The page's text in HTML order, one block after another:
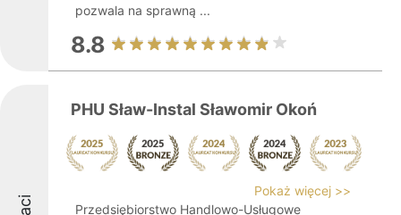
pozwala na sprawną ...
8.8
PHU Sław-Instal Sławomir Okoń
Pokaż więcej >>
Przedsiębiorstwo Handlowo-Usługowe